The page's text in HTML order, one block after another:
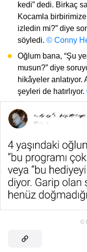
kedi” dedi. Birkaç
Kocamla
izledin mi?” diye
söyledi. © Conny
Oğlum bana, “Şu
musun?” diye
hikâyeler anlatıyor.
şeyleri de hatırlıyor.
©